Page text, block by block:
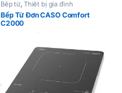
Bếp từ, Thiết bị gia đình
Bếp Từ Đơn CASO Comfort
C2000